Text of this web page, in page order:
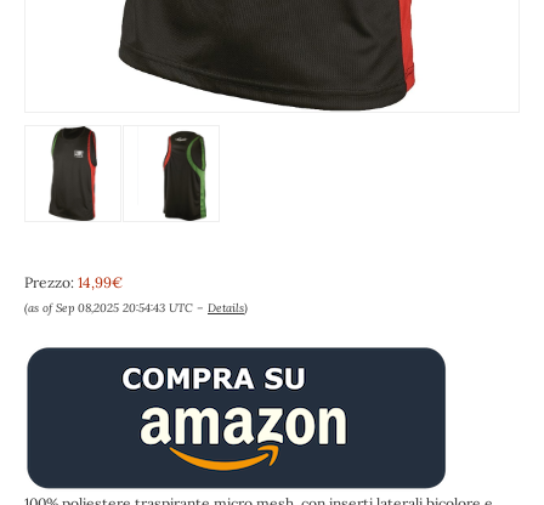
Prezzo: 14,99€
(as of Sep 08,2025 20:54:43 UTC – Details)